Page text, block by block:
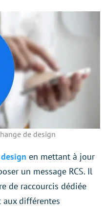
de design
en mettant à jour
un message RCS. Il
de raccourcis dédiée
aux différentes